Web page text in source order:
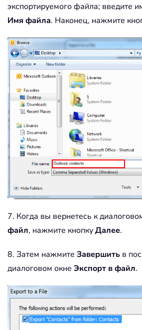
экспортируемого файла; введите
Имя файла. Наконец, нажмите
7. Когда вы вернетесь к
файл, нажмите кнопкуДалее.
8. Затем нажмите Завершить в
диалоговом окне Экспорт в файл.